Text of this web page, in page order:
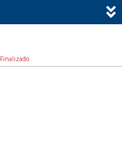
Finalizado